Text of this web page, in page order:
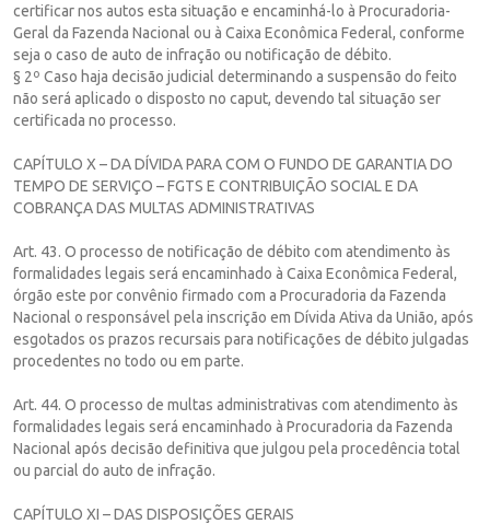
certificar nos autos esta situação e encaminhá-lo à Procuradoria-
Geral da Fazenda Nacional ou à Caixa Econômica Federal, conforme
seja o caso de auto de infração ou notificação de débito.
§ 2º Caso haja decisão judicial determinando a suspensão do feito
não será aplicado o disposto no caput, devendo tal situação ser
certificada no processo.
CAPÍTULO X – DA DÍVIDA PARA COM O FUNDO DE GARANTIA DO
TEMPO DE SERVIÇO – FGTS E CONTRIBUIÇÃO SOCIAL E DA
COBRANÇA DAS MULTAS ADMINISTRATIVAS
Art. 43. O processo de notificação de débito com atendimento às
formalidades legais será encaminhado à Caixa Econômica Federal,
órgão este por convênio firmado com a Procuradoria da Fazenda
Nacional o responsável pela inscrição em Dívida Ativa da União, após
esgotados os prazos recursais para notificações de débito julgadas
procedentes no todo ou em parte.
Art. 44. O processo de multas administrativas com atendimento às
formalidades legais será encaminhado à Procuradoria da Fazenda
Nacional após decisão definitiva que julgou pela procedência total
ou parcial do auto de infração.
CAPÍTULO XI – DAS DISPOSIÇÕES GERAIS